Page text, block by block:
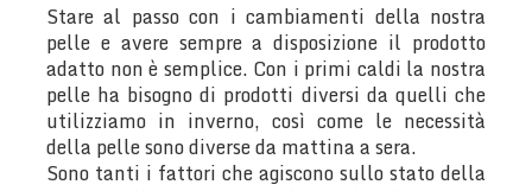
Stare al passo con i cambiamenti della nostra
pelle e avere sempre a disposizione il prodotto
adatto non è semplice. Con i primi caldi la nostra
pelle ha bisogno di prodotti diversi da quelli che
utilizziamo in inverno, così come le necessità
della pelle sono diverse da mattina a sera.
Sono tanti i fattori che agiscono sullo stato della